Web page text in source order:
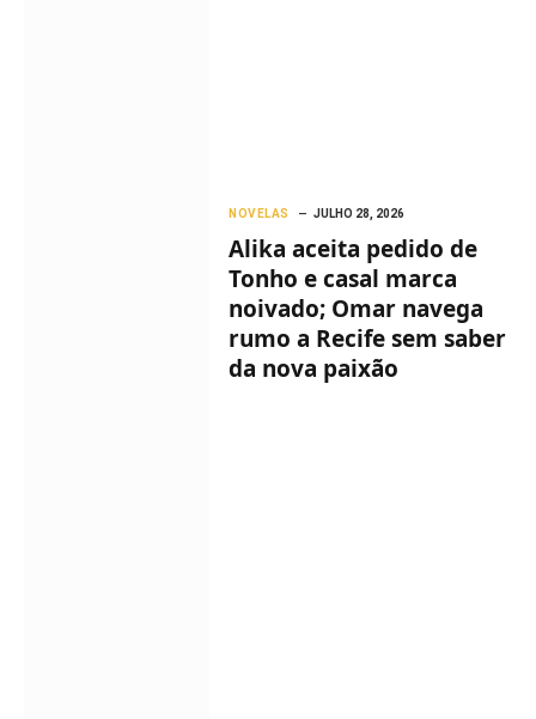
NOVELAS JULHO 28, 2026
Alika aceita pedido de
Tonho e casal marca
noivado; Omar navega
rumo a Recife sem saber
da nova paixão